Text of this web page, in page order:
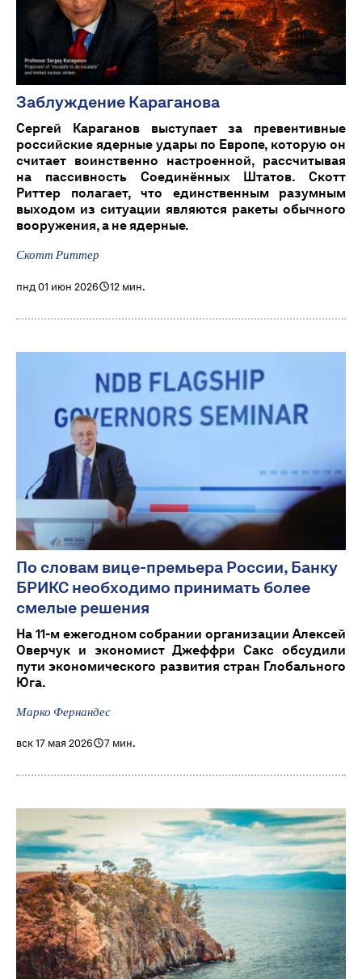
Заблуждение Караганова
Сергей Караганов выступает за превентивные
российские ядерные удары по Европе, которую он
считает воинственно настроенной, рассчитывая
на пассивность Соединённых Штатов. Скотт
Риттер полагает, что единственным разумным
выходом из ситуации являются ракеты обычного
вооружения, а не ядерные.
Скотт Риттер
пнд 01 июн 2026 12 мин.
По словам вице-премьера России, Банку
БРИКС необходимо принимать более
смелые решения
На 11-м ежегодном собрании организации Алексей
Оверчук и экономист Джеффри Сакс обсудили
пути экономического развития стран Глобального
Юга.
Марко Фернандес
вск 17 мая 2026 7 мин.